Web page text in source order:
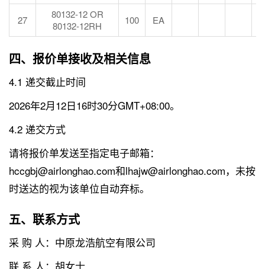
27
80132-12 OR
80132-12RH
100 EA
四、报价单接收及相关信息
4.1 递交截止时间
2026年2月12日16时30分GMT+08:00。
4.2 递交方式
请将报价单发送至指定电子邮箱：
hccgbj@airlonghao.com和lhajw@airlonghao.com，未按
时送达的视为该单位自动弃标。
五、联系方式
采 购 人：中原龙浩航空有限公司
联 系 人：胡女士